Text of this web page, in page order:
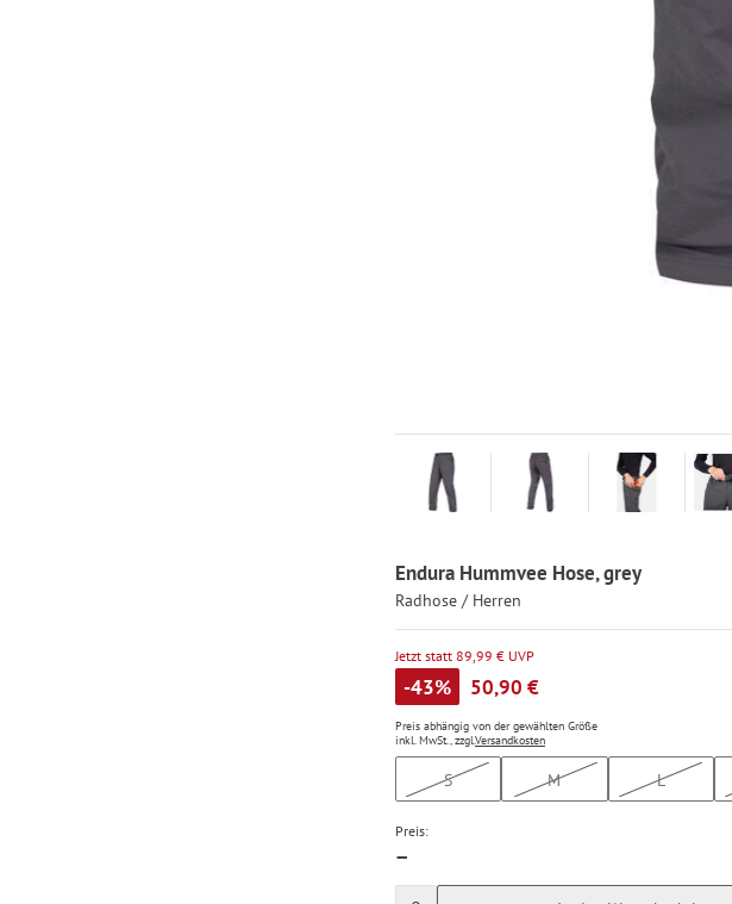
Endura Hummvee Hose, grey
Radhose / Herren
Jetzt statt 89,99 € UVP
-43% 50,90 €
Preis abhängig von der gewählten Größe
inkl. MwSt., zzgl.Versandkosten
S M L
Preis:
—